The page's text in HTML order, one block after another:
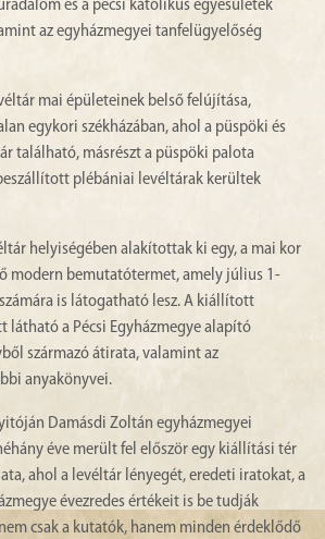
és a pécsi katolikus egyesületek
az egyházmegyei tanfelügyelőség
mai épületeinek belső felújítása,
egykori székházában, ahol a püspöki és
található, másrészt a püspöki palota
plébániai levéltárak kerültek
helyiségében alakítottak ki egy, a mai kor
modern bemutatótermet, amely július 1-
is látogatható lesz. A kiállított
a Pécsi Egyházmegye alapító
származó átirata, valamint az
anyakönyvei.
Damásdi Zoltán egyházmegyei
éve merült fel először egy kiállítási tér
ahol a levéltár lényegét, eredeti iratokat, a
évezredes értékeit is be tudják
csak a kutatók, hanem minden érdeklődő